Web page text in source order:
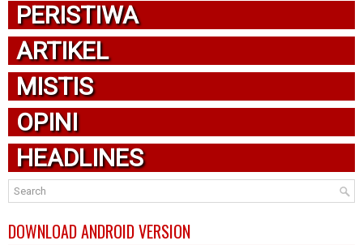
PERISTIWA
ARTIKEL
MISTIS
OPINI
HEADLINES
DOWNLOAD ANDROID VERSION